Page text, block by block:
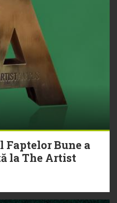
Faptelor Bune a
la The Artist